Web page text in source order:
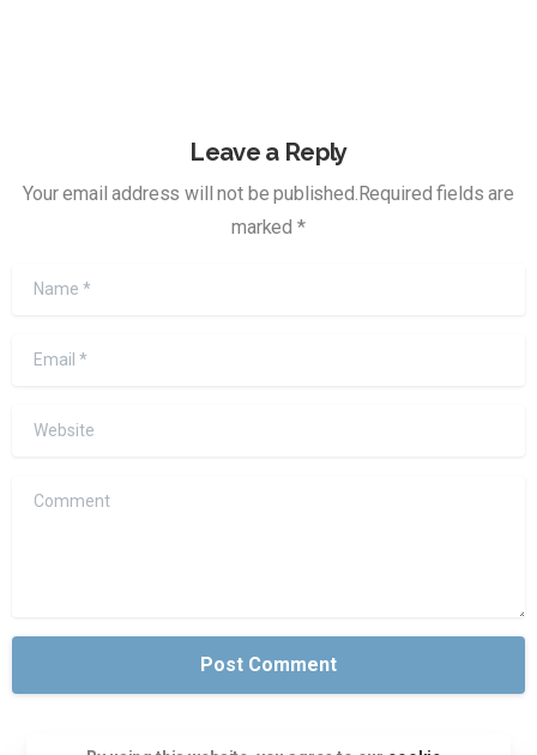
Leave a Reply
Your email address will not be published.Required fields are
marked *
Name
Email
Website
Comment